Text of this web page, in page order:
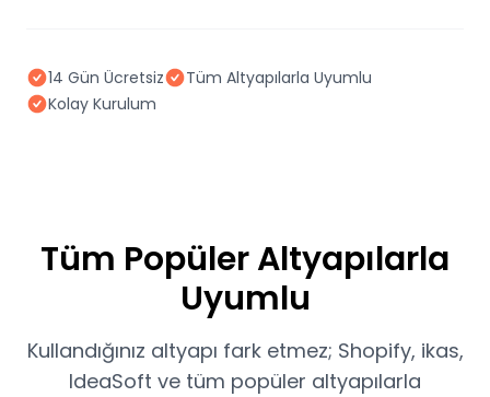
14 Gün Ücretsiz
Tüm Altyapılarla Uyumlu
Kolay Kurulum
Tüm Popüler Altyapılarla
Uyumlu
Kullandığınız altyapı fark etmez; Shopify, ikas,
IdeaSoft ve tüm popüler altyapılarla